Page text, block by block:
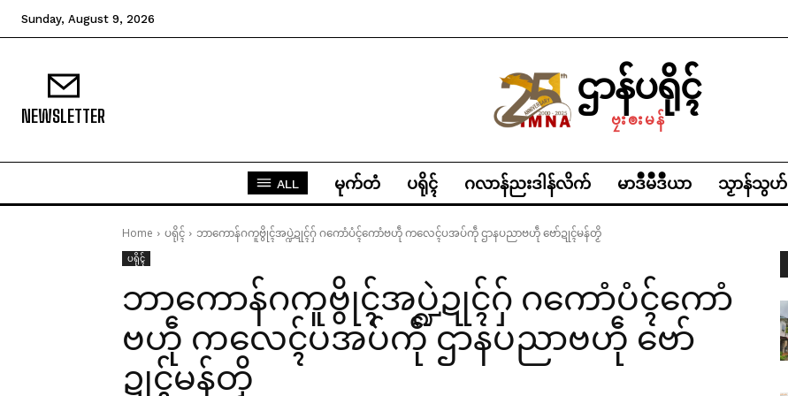
Sunday, August 9, 2026
NEWSLETTER
ဌာန်ပရိုၚ်
ဗၠးၜးမန်
ALL မုက်တံ ပရိုၚ် ဂလာန်ညးဒါန်လိက် မာဒဳမဳဒဳယာ သၟာန်သွဟ်
Home ပရိုၚ် ဘာကောန်ဂကူဗွိုၚ်အပ္ဍဲဍုၚ်ဂှ် ဂကောံပံၚ်ကောံဗဟဵု ကလေၚ်ပအပ်ကဵု ဌာနပညာဗဟဵု ဗော်ဍုၚ်မန်တၟိ
ပရိုၚ်
ဘာကောန်ဂကူဗွိုၚ်အပ္ဍဲဍုၚ်ဂှ် ဂကောံပံၚ်ကောံ
ဗဟဵု ကလေၚ်ပအပ်ကဵု ဌာနပညာဗဟဵု ဗော်
ဍုၚ်မန်တၟိ